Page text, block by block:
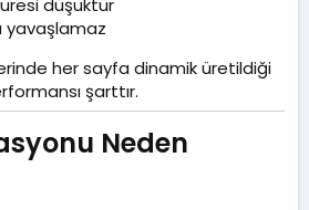
düşüktür
yavaşlamaz
her sayfa dinamik üretildiği
şarttır.
Neden